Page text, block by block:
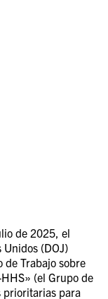
de 2025, el
Unidos (DOJ)
de Trabajo sobre
(el Grupo de
prioritarias para